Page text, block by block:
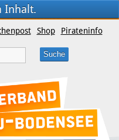
Inhalt.
Shop Pirateninfo